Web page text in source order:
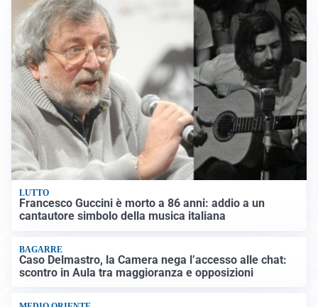
LUTTO
Francesco Guccini è morto a 86 anni: addio a un
cantautore simbolo della musica italiana
BAGARRE
Caso Delmastro, la Camera nega l’accesso alle chat:
scontro in Aula tra maggioranza e opposizioni